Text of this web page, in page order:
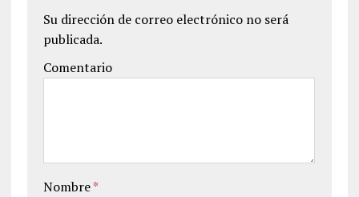
Su dirección de correo electrónico no será
publicada.
Comentario
Nombre*